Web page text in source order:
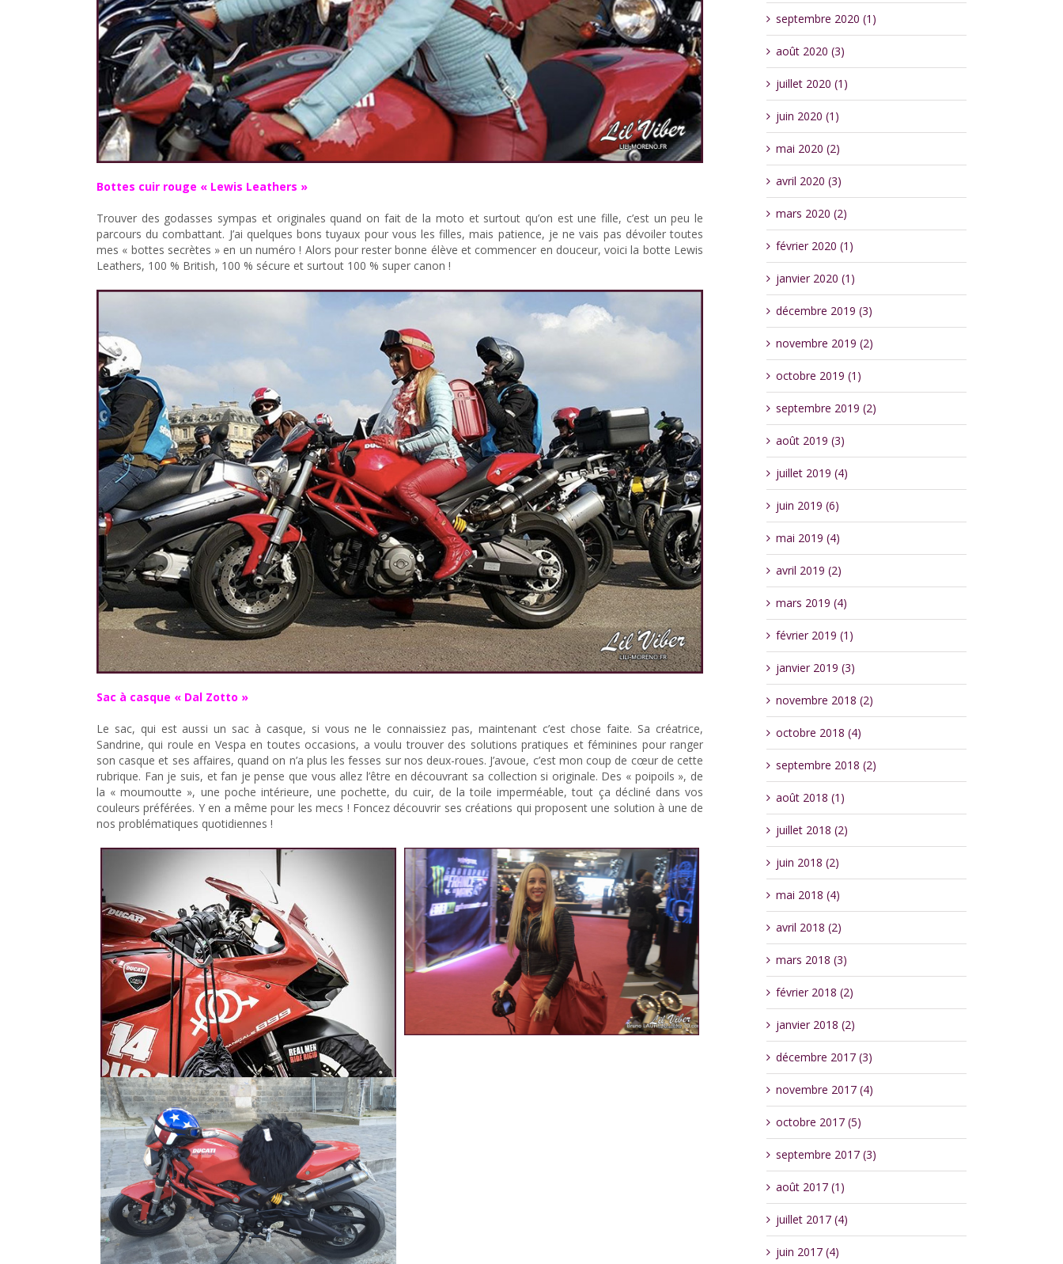
Bottes cuir rouge « Lewis Leathers »
Trouver des godasses sympas et originales quand on fait de la moto et surtout qu’on est une fille, c’est un peu le
parcours du combattant. J’ai quelques bons tuyaux pour vous les filles, mais patience, je ne vais pas dévoiler toutes
mes « bottes secrètes » en un numéro ! Alors pour rester bonne élève et commencer en douceur, voici la botte Lewis
Leathers, 100 % British, 100 % sécure et surtout 100 % super canon !
Sac à casque « Dal Zotto »
Le sac, qui est aussi un sac à casque, si vous ne le connaissiez pas, maintenant c’est chose faite. Sa créatrice,
Sandrine, qui roule en Vespa en toutes occasions, a voulu trouver des solutions pratiques et féminines pour ranger
son casque et ses affaires, quand on n’a plus les fesses sur nos deux-roues. J’avoue, c’est mon coup de cœur de cette
rubrique. Fan je suis, et fan je pense que vous allez l’être en découvrant sa collection si originale. Des « poipoils », de
la « moumoutte », une poche intérieure, une pochette, du cuir, de la toile imperméable, tout ça décliné dans vos
couleurs préférées. Y en a même pour les mecs ! Foncez découvrir ses créations qui proposent une solution à une de
nos problématiques quotidiennes !
septembre 2020 (1)
août 2020 (3)
juillet 2020 (1)
juin 2020 (1)
mai 2020 (2)
avril 2020 (3)
mars 2020 (2)
février 2020 (1)
janvier 2020 (1)
décembre 2019 (3)
novembre 2019 (2)
octobre 2019 (1)
septembre 2019 (2)
août 2019 (3)
juillet 2019 (4)
juin 2019 (6)
mai 2019 (4)
avril 2019 (2)
mars 2019 (4)
février 2019 (1)
janvier 2019 (3)
novembre 2018 (2)
octobre 2018 (4)
septembre 2018 (2)
août 2018 (1)
juillet 2018 (2)
juin 2018 (2)
mai 2018 (4)
avril 2018 (2)
mars 2018 (3)
février 2018 (2)
janvier 2018 (2)
décembre 2017 (3)
novembre 2017 (4)
octobre 2017 (5)
septembre 2017 (3)
août 2017 (1)
juillet 2017 (4)
juin 2017 (4)